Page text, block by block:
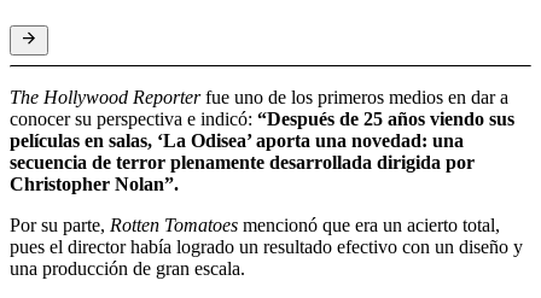
The Hollywood Reporterfue uno de los primeros medios en dar a
conocer su perspectiva e indicó: “Después de 25 años viendo sus
películas en salas, ‘La Odisea’ aporta una novedad: una
secuencia de terror plenamente desarrollada dirigida por
Christopher Nolan”.
Por su parte, Rotten Tomatoes mencionó que era un acierto total,
pues el director había logrado un resultado efectivo con un diseño y
una producción de gran escala.